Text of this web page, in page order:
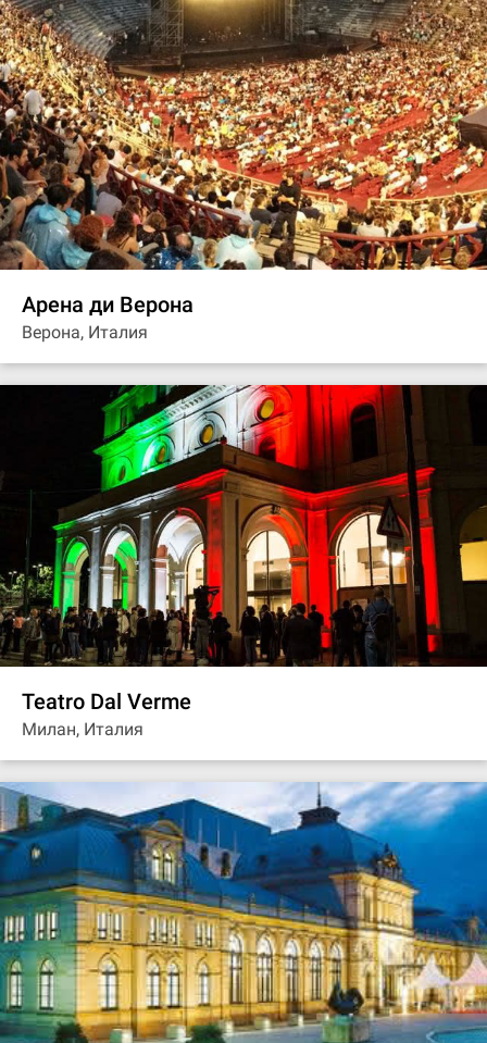
Арена ди Верона
Верона, Италия
Teatro Dal Verme
Милан, Италия